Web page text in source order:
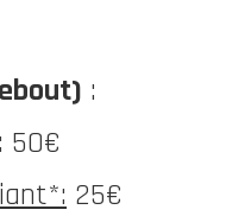
:
: 50€
25€